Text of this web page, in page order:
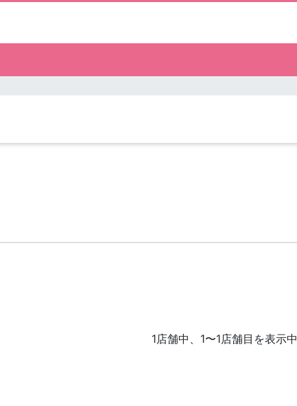
1店舗中、1〜1店舗目を表示中